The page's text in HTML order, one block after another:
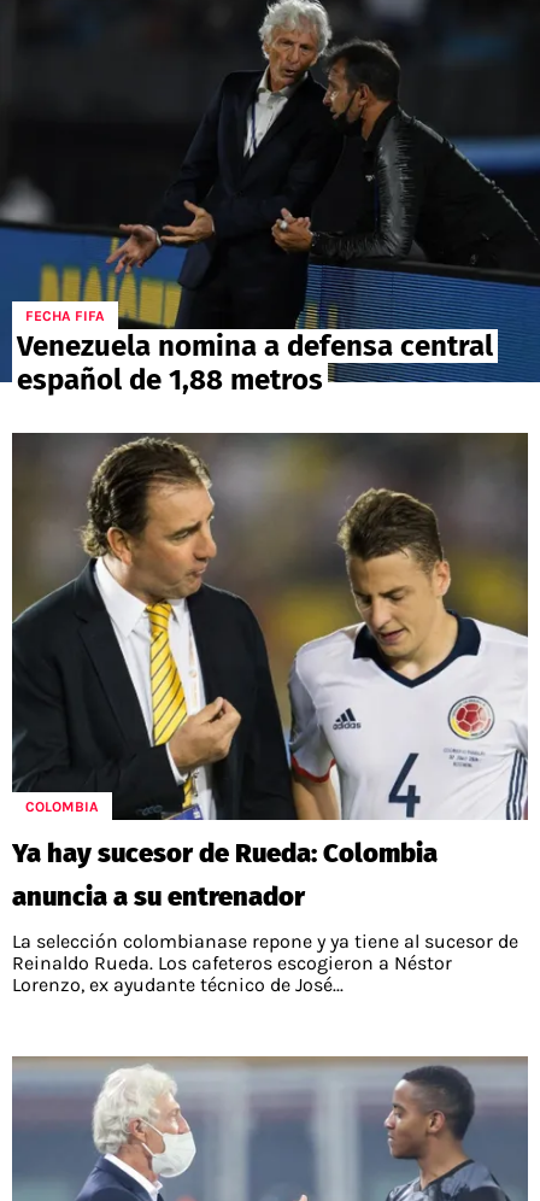
CAMPEONATO NACIONAL
RESULTADOS
TABLA DE POSICIONES
APUESTAS
Términos y Condiciones
Políticas de Privacidad
Ad Choices
RedGol, al igual que Futbol Sites, es una
FECHA FIFA
Venezuela nomina a defensa central
español de 1,88 metros
COLOMBIA
Ya hay sucesor de Rueda: Colombia
anuncia a su entrenador
La selección colombianase repone y ya tiene al sucesor de
Reinaldo Rueda. Los cafeteros escogieron a Néstor
Lorenzo, ex ayudante técnico de José...